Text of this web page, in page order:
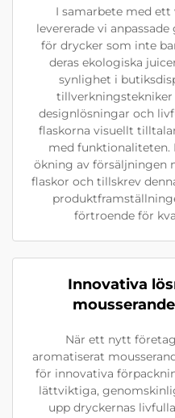
I samarbete med
levererade vi
för drycker som inte
deras ekologiska
synlighet i
designlösningar och
flaskorna visuellt
med funktionaliteten.
ökning av försäljningen
flaskor och tillskrev
förtroende för
Innovativa
När ett nytt
aromatiserat
för innovativa
lättviktiga,
upp dryckernas